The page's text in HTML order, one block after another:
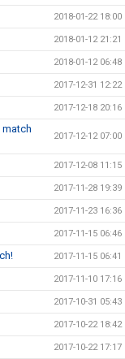
2018-01-22 18:00
2018-01-12 21:21
2018-01-12 06:48
2017-12-31 12:22
2017-12-18 20:16
2017-12-12 07:00
2017-12-08 11:15
2017-11-28 19:39
2017-11-23 16:36
2017-11-15 06:46
2017-11-15 06:41
2017-11-10 17:16
2017-10-31 05:43
2017-10-22 18:42
2017-10-22 17:17